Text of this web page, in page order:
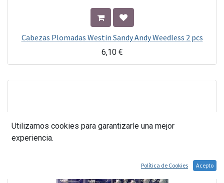
Cabezas Plomadas Westin Sandy Andy Weedless 2 pcs
6,10€
Utilizamos cookies para garantizarle una mejor
experiencia.
Política de Cookies Acepto